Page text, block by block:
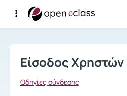
Σύνδεση
Είσοδος
Οδηγίες σύνδεσης